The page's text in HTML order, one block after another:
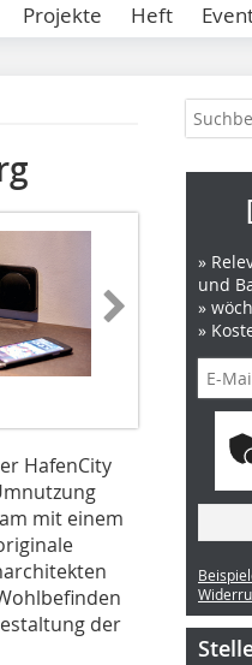
Projekte Heft
HafenCity
mit einem
der
»
und
»
»